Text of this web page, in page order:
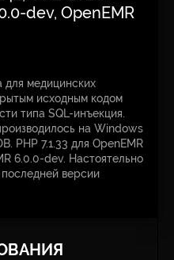
dev, OpenEMR
для медицинских
исходным кодом
типа SQL-инъекция.
на Windows
PHP 7.1.33 для OpenEMR
6.0.0-dev. Настоятельно
версии